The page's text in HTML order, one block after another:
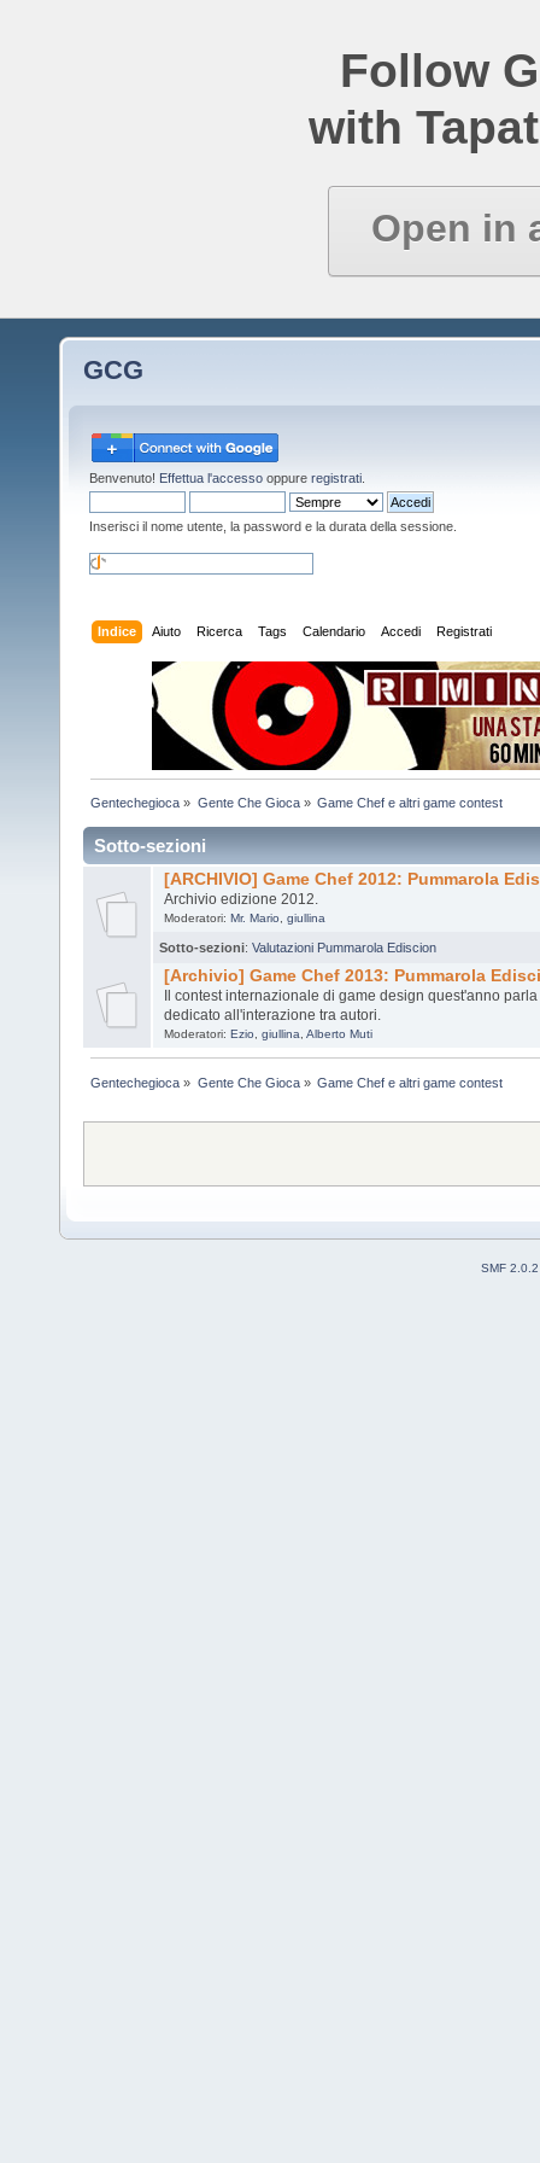
Follow
with
Open in
GCG
Benvenuto! Effettua l'accesso oppure registrati
Inserisci il nome utente, la password e la durata della sessione.
Indice Aiuto Ricerca Tags Calendario Accedi Registrati
Gentechegioca » Gente Che Gioca» Game Chef e altri game contest
Sotto-sezioni
[ARCHIVIO] Game Chef 2012: Pummarola
Archivio edizione 2012.
Moderatori: Mr. Mario giullina
Sotto-sezioni: Valutazioni Pummarola Ediscion
[Archivio] Game Chef 2013: Pummarola
Il contest internazionale di game design quest'anno
dedicato all'interazione tra autori.
Moderatori: Ezio giullina Alberto Muti
Gentechegioca » Gente Che Gioca» Game Chef e altri game contest
SMF 2.0.2